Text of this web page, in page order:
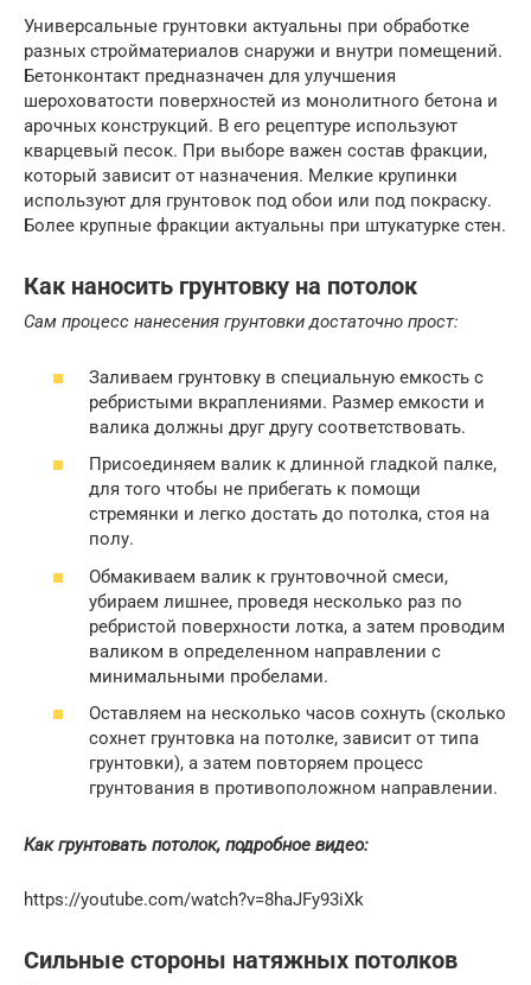
Универсальные грунтовки актуальны при обработке
разных стройматериалов снаружи и внутри помещений.
Бетонконтакт предназначен для улучшения
шероховатости поверхностей из монолитного бетона и
арочных конструкций. В его рецептуре используют
кварцевый песок. При выборе важен состав фракции,
который зависит от назначения. Мелкие крупинки
используют для грунтовок под обои или под покраску.
Более крупные фракции актуальны при штукатурке стен.
Как наносить грунтовку на потолок
Сам процесс нанесения грунтовки достаточно прост:
Заливаем грунтовку в специальную емкость с
ребристыми вкраплениями. Размер емкости и
валика должны друг другу соответствовать.
Присоединяем валик к длинной гладкой палке,
для того чтобы не прибегать к помощи
стремянки и легко достать до потолка, стоя на
полу.
Обмакиваем валик к грунтовочной смеси,
убираем лишнее, проведя несколько раз по
ребристой поверхности лотка, а затем проводим
валиком в определенном направлении с
минимальными пробелами.
Оставляем на несколько часов сохнуть (сколько
сохнет грунтовка на потолке, зависит от типа
грунтовки), а затем повторяем процесс
грунтования в противоположном направлении.
Как грунтовать потолок, подробное видео:
https://youtube.com/watch?v=8haJFy93iXk
Сильные стороны натяжных потолков